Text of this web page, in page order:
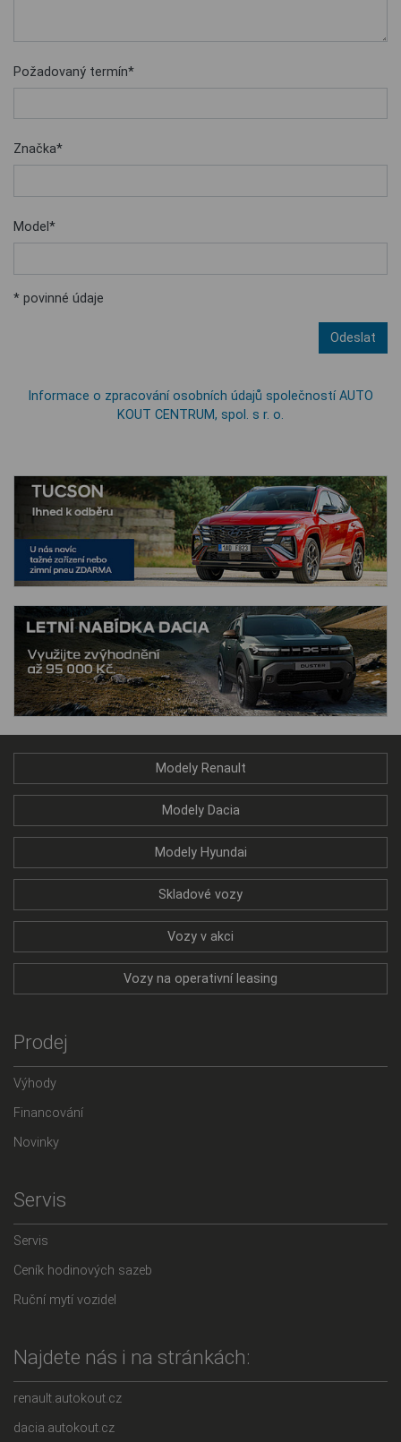
Požadovaný termín*
Značka*
Model*
* povinné údaje
Odeslat
Informace o zpracování osobních údajů společností AUTO
KOUT CENTRUM, spol. s r. o.
Modely Renault
Modely Dacia
Modely Hyundai
Skladové vozy
Vozy v akci
Vozy na operativní leasing
Prodej
Výhody
Financování
Novinky
Servis
Servis
Ceník hodinových sazeb
Ruční mytí vozidel
Najdete nás i na stránkách:
renault.autokout.cz
dacia.autokout.cz